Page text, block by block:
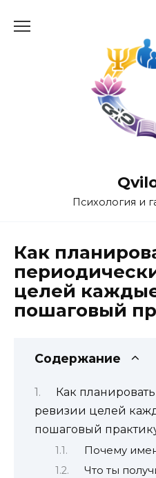
Психология и
Как
целей
пошаговый
Содержание
Как
ревизии целей
пошаговый
Почему
Что ты